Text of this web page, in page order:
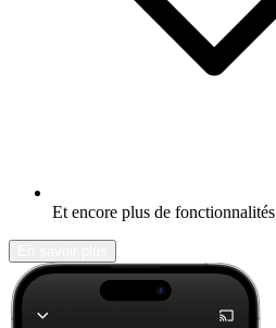
Et encore plus de fonctionnalités